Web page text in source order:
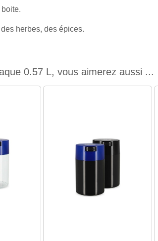
herbes, des épices.
0.57 L, vous aimerez aussi ...